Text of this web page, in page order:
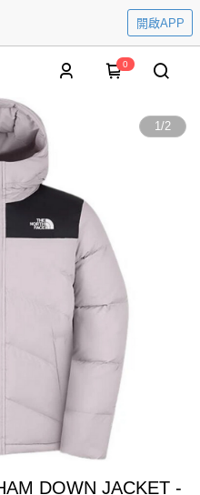
開啟APP
0
1/2
DOWN JACKET -